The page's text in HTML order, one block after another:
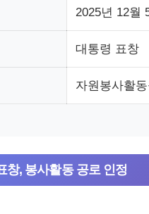
2025년 12월
대통령 표창
자원봉사활
창, 봉사활동 공로 인정